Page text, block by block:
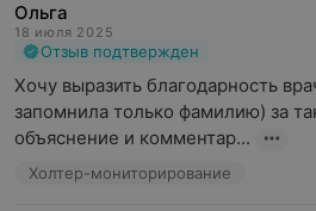
Ольга
18 июля 2025
Отзыв подтвержден
Хочу выразить благодарность
запомнила только фамилию) за
объяснение и комментар...
Холтер-мониторирование